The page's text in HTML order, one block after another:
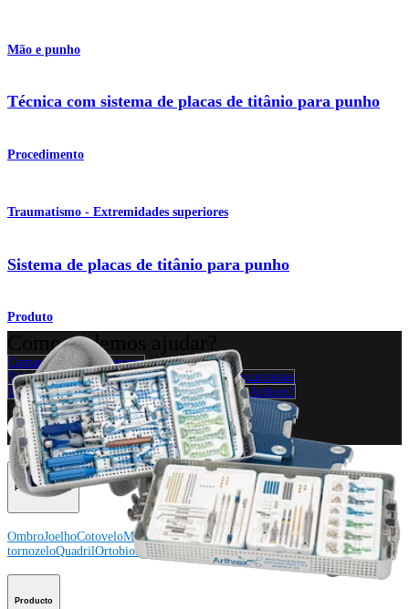
Mão e punho
Técnica com sistema de placas de titânio para punho
Procedimento
Traumatismo - Extremidades superiores
Sistema de placas de titânio para punho
Produto
Como podemos ajudar?
Contacte um representante
Veja eventos, laboratórios e oportunidades educacionais
Inscreva-se para receber: O que há de novo na Arthrex?
Conecte-se conosco
Procedimento
OmbroJoelhoCotoveloMão e punhoPé e
tornozeloQuadrilOrtobiológicos Cirurgia cardiotorácicaColuna vertebral
Producto